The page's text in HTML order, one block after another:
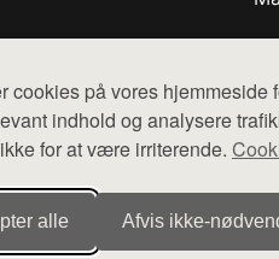
cookies på vores hjemmeside
indhold og analysere
for at være irriterende.
alle Afvis
Der sælges ikke varer